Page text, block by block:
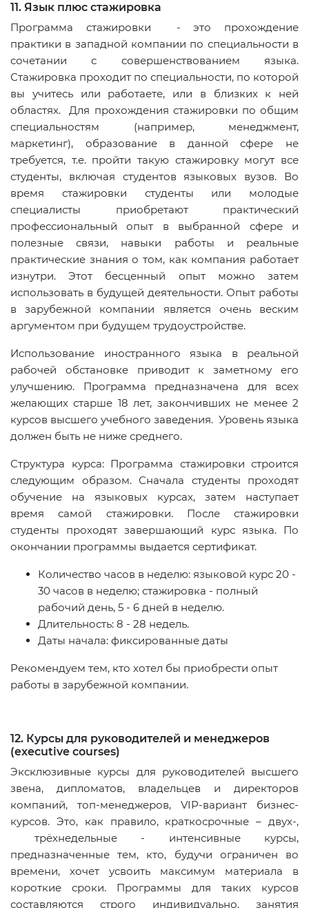
11. Язык плюс стажировка
Программа стажировки - это прохождение
практики в западной компании по специальности в
сочетании с совершенствованием языка.
Стажировка проходит по специальности, по которой
вы учитесь или работаете, или в близких к ней
областях. Для прохождения стажировки по общим
специальностям (например, менеджмент,
маркетинг), образование в данной сфере не
требуется, т.е. пройти такую стажировку могут все
студенты, включая студентов языковых вузов. Во
время стажировки студенты или молодые
специалисты приобретают практический
профессиональный опыт в выбранной сфере и
полезные связи, навыки работы и реальные
практические знания о том, как компания работает
изнутри. Этот бесценный опыт можно затем
использовать в будущей деятельности. Опыт работы
в зарубежной компании является очень веским
аргументом при будущем трудоустройстве.
Использование иностранного языка в реальной
рабочей обстановке приводит к заметному его
улучшению. Программа предназначена для всех
желающих старше 18 лет, закончивших не менее 2
курсов высшего учебного заведения. Уровень языка
должен быть не ниже среднего.
Структура курса: Программа стажировки строится
следующим образом. Сначала студенты проходят
обучение на языковых курсах, затем наступает
время самой стажировки. После стажировки
студенты проходят завершающий курс языка. По
окончании программы выдается сертификат.
Количество часов в неделю: языковой курс 20 -
30 часов в неделю; стажировка - полный
рабочий день, 5 - 6 дней в неделю.
Длительность: 8 - 28 недель.
Даты начала: фиксированные даты
Рекомендуем тем, кто хотел бы приобрести опыт
работы в зарубежной компании.
12. Курсы для руководителей и менеджеров
(executive courses)
Эксклюзивные курсы для руководителей высшего
звена, дипломатов, владельцев и директоров
компаний, топ-менеджеров, VIP-вариант бизнес-
курсов. Это, как правило, краткосрочные – двух-,
трёхнедельные - интенсивные курсы,
предназначенные тем, кто, будучи ограничен во
времени, хочет усвоить максимум материала в
короткие сроки. Программы для таких курсов
составляются строго индивидуально, занятия